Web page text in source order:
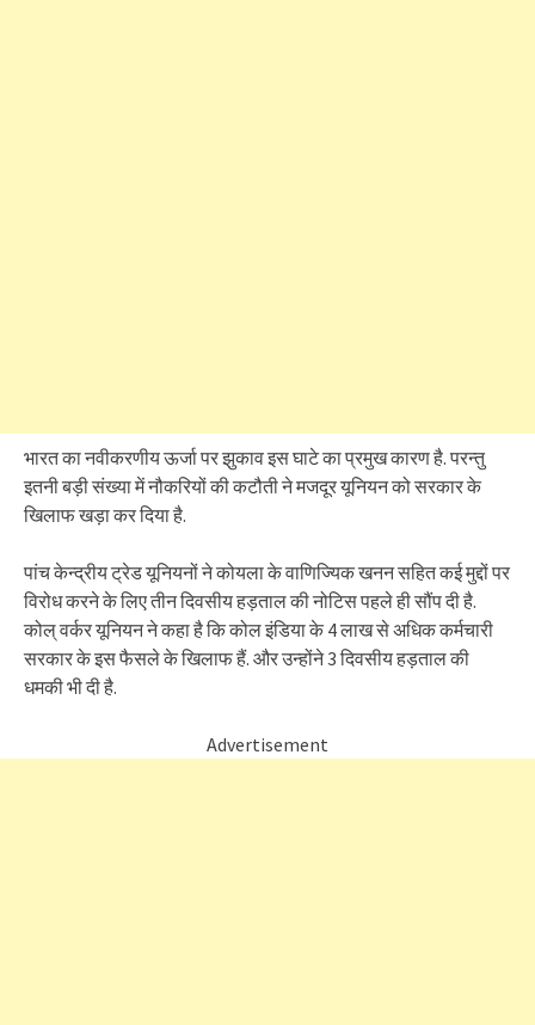
भारत का नवीकरणीय ऊर्जा पर झुकाव इस घाटे का प्रमुख कारण है. परन्तु
इतनी बड़ी संख्या में नौकरियों की कटौती ने मजदूर यूनियन को सरकार के
खिलाफ खड़ा कर दिया है.
पांच केन्द्रीय ट्रेड यूनियनों ने कोयला के वाणिज्यिक खनन सहित कई मुद्दों पर
विरोध करने के लिए तीन दिवसीय हड़ताल की नोटिस पहले ही सौंप दी है.
कोल् वर्कर यूनियन ने कहा है कि कोल इंडिया के 4 लाख से अधिक कर्मचारी
सरकार के इस फैसले के खिलाफ हैं. और उन्होंने 3 दिवसीय हड़ताल की
धमकी भी दी है.
Advertisement